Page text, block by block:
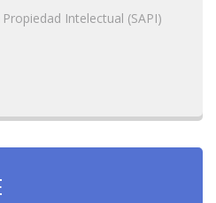
Intelectual (SAPI)